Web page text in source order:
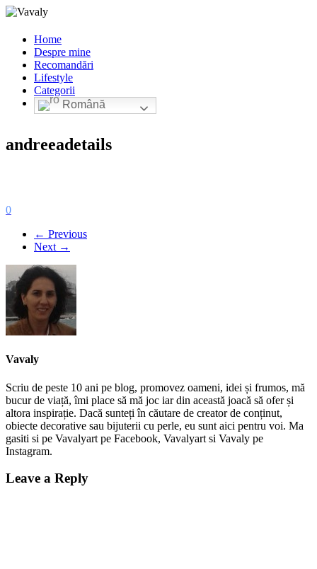
Home
Despre mine
Recomandări
Lifestyle
Categorii
Română
andreeadetails
0
← Previous
Next →
Vavaly
Scriu de peste 10 ani pe blog, promovez oameni, idei și frumos, mă
bucur de viață, îmi place să mă joc iar din această joacă să ofer și
altora inspirație. Dacă sunteți în căutare de creator de conținut,
obiecte decorative sau bijuterii cu perle, eu sunt aici pentru voi. Ma
gasiti si pe Vavalyart pe Facebook, Vavalyart si Vavaly pe
Instagram.
Leave a Reply